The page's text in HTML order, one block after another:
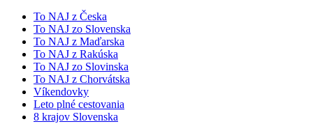
To NAJ z Česka
To NAJ zo Slovenska
To NAJ z Maďarska
To NAJ z Rakúska
To NAJ zo Slovinska
To NAJ z Chorvátska
Víkendovky
Leto plné cestovania
8 krajov Slovenska